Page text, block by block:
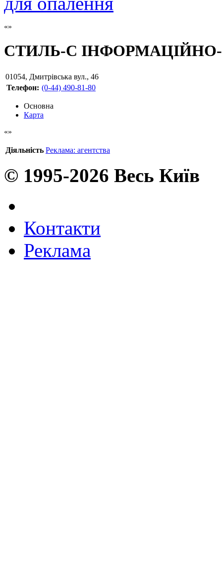
СТИЛЬ-С
01054, Дмитрівська вул., 46
Телефон: (0-44) 490-81-80
Основна
Карта
Діяльність Реклама: агентства
© 1995-2026 Весь Київ
Контакти
Реклама